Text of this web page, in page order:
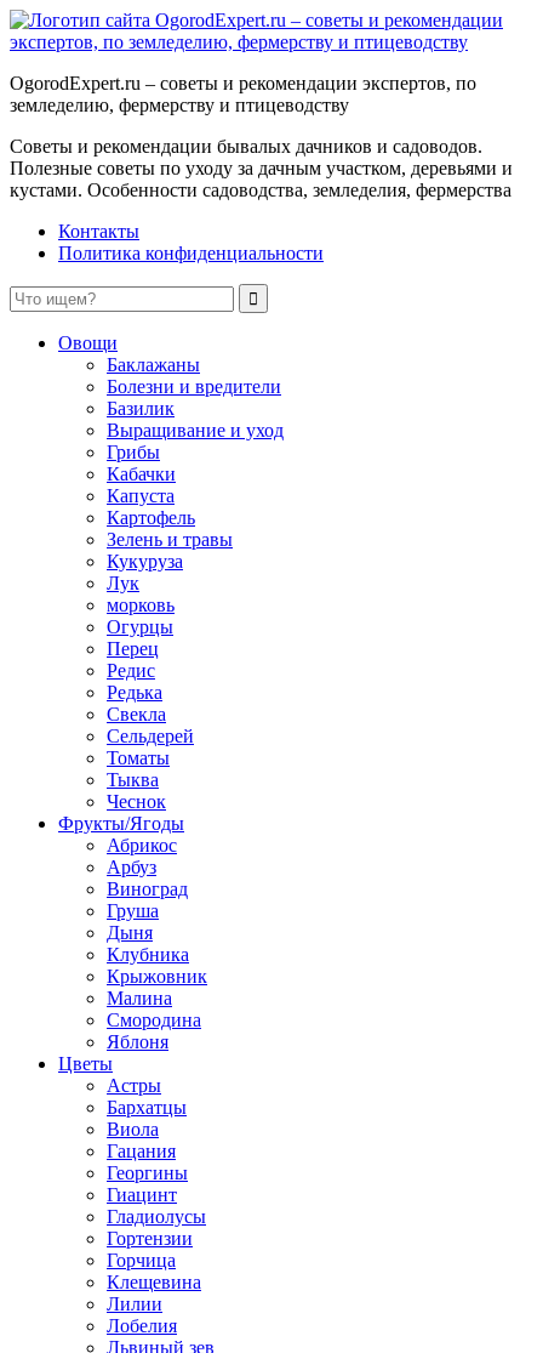
OgorodExpert.ru – cоветы и рекомендации экспертов, по
земледелию, фермерству и птицеводству
Советы и рекомендации бывалых дачников и садоводов.
Полезные советы по уходу за дачным участком, деревьями и
кустами. Особенности садоводства, земледелия, фермерства
Контакты
Политика конфиденциальности
Овощи
Баклажаны
Болезни и вредители
Базилик
Выращивание и уход
Грибы
Кабачки
Капуста
Картофель
Зелень и травы
Кукуруза
Лук
морковь
Огурцы
Перец
Редис
Редька
Свекла
Сельдерей
Томаты
Тыква
Чеснок
Фрукты/Ягоды
Абрикос
Арбуз
Виноград
Груша
Дыня
Клубника
Крыжовник
Малина
Смородина
Яблоня
Цветы
Астры
Бархатцы
Виола
Гацания
Георгины
Гиацинт
Гладиолусы
Гортензии
Горчица
Клещевина
Лилии
Лобелия
Львиный зев